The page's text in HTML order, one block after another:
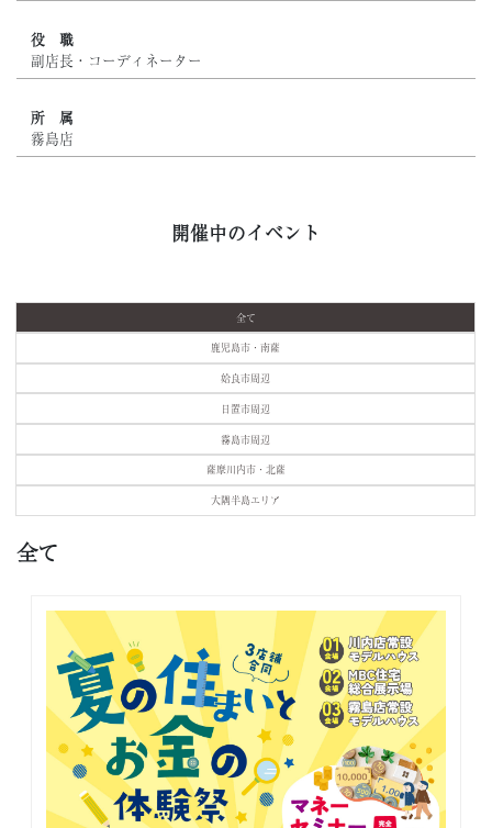
役 職
副店長・コーディネーター
所 属
霧島店
開催中のイベント
全て
鹿児島市・南薩
姶良市周辺
日置市周辺
霧島市周辺
薩摩川内市・北薩
大隅半島エリア
全て